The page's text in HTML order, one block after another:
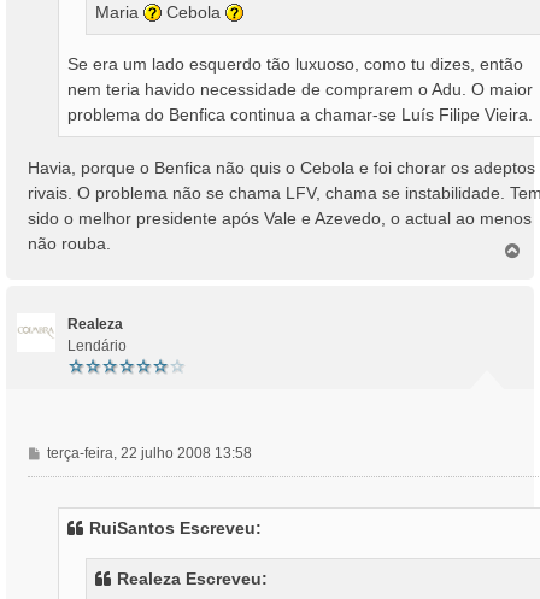
Maria
Cebola
Se era um lado esquerdo tão luxuoso, como tu dizes, então
nem teria havido necessidade de comprarem o Adu. O maior
problema do Benfica continua a chamar-se Luís Filipe Vieira.
Havia, porque o Benfica não quis o Cebola e foi chorar os adeptos
rivais. O problema não se chama LFV, chama se instabilidade.
sido o melhor presidente após Vale e Azevedo, o actual ao menos
não rouba.
Realeza
Lendário
M
e
terça-feira, 22 julho 2008 13:58
RuiSantos Escreveu:
Realeza Escreveu: